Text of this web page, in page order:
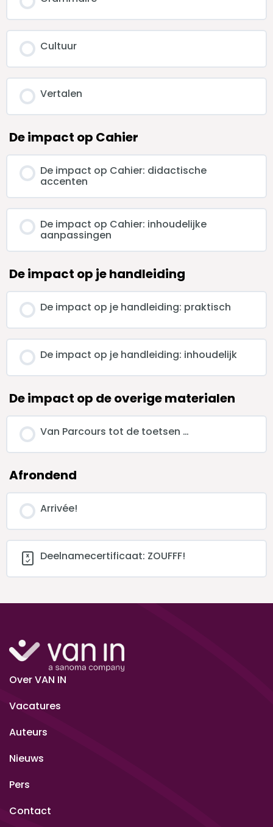
Cultuur
Vertalen
De impact op Cahier
De impact op Cahier: didactische
accenten
De impact op Cahier: inhoudelijke
aanpassingen
De impact op je handleiding
De impact op je handleiding: praktisch
De impact op je handleiding: inhoudelijk
De impact op de overige materialen
Van Parcours tot de toetsen …
Afrondend
Arrivée!
Deelnamecertificaat: ZOUFFF!
Over VAN IN
Vacatures
Auteurs
Nieuws
Pers
Contact